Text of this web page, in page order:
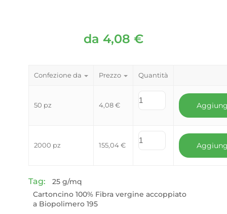
da 4,08 €
Confezione da Prezzo Quantità
50 pz 4,08€
2000 pz 155,04€
Tag:
25 g/mq
Cartoncino 100% Fibra vergine accoppiato
a Biopolimero 195